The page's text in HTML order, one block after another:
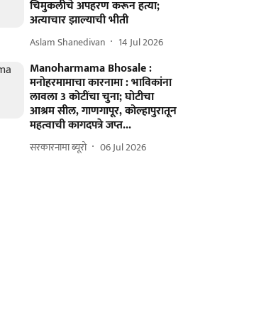
चिमुकलीचे अपहरण करून हत्या;
अत्याचार झाल्याची भीती
Aslam Shanedivan 14 Jul 2026
Manoharmama Bhosale :
मनोहरमामाचा कारनामा : भाविकांना
लावला 3 कोटींचा चुना; घोटीचा
आश्रम सील, गाणगापूर, कोल्हापुरातून
महत्वाची कागदपत्रे जप्त...
सरकारनामा ब्यूरो 06 Jul 2026